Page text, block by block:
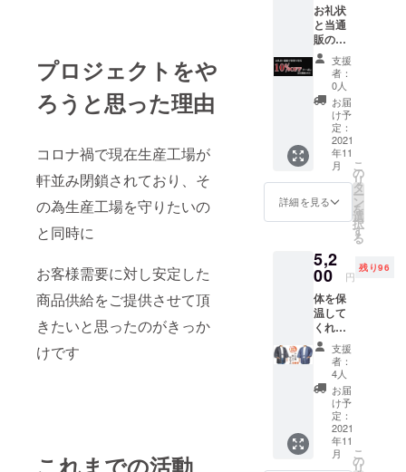
プロジェクトをや
ろうと思った理由
コロナ禍で現在生産工場が
軒並み閉鎖されており、そ
の為生産工場を守りたいの
と同時に
お客様需要に対し安定した
商品供給をご提供させて頂
きたいと思ったのがきっか
けです
お礼状
と当通
販のご
購入時
にご利
用頂け
る10％
クーポ
ンとな
ります
使用有
効期限
はお届
け後３
か月と
なりま
支援
者：
0人
お届
け予
定：
2021
年11
月
詳細を見る
こ
の
リ
タ
ー
ン
を
選
択
す
る
5,2
00 円
残り96
体を保
温して
くれる
軽くて
暖かい
デニム
綿入り
はんて
ズ選択
が可能
Ｍ/Ｌ/Ｌ
支援
者：
4人
お届
け予
定：
2021
年11
月
こ
の
リ